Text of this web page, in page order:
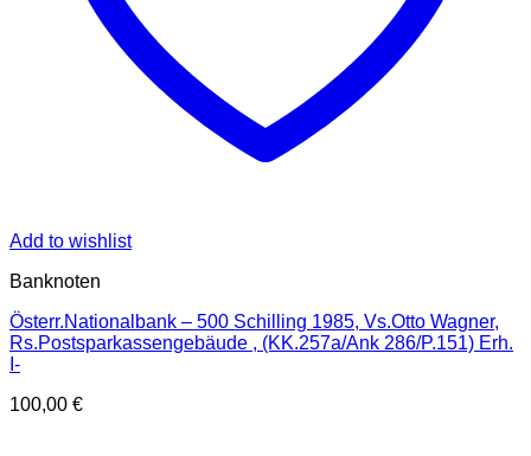
Add to wishlist
Banknoten
Österr.Nationalbank – 500 Schilling 1985, Vs.Otto Wagner,
Rs.Postsparkassengebäude , (KK.257a/Ank 286/P.151) Erh.
I-
100,00 €